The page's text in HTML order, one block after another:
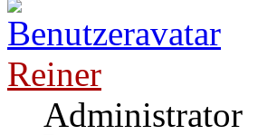
Reiner
Administrator